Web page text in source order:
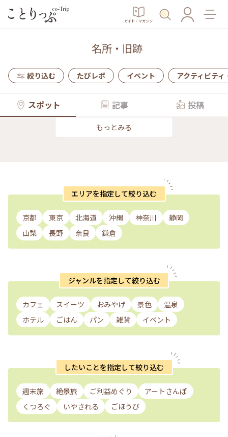
ガイド・マガジン
名所・旧跡
絞り込む たびレポ イベント アクティビティ
スポット 記事 投稿
もっとみる
エリアを指定して絞り込む
京都 東京 北海道 沖縄 神奈川
静岡
山梨
長野 奈良 鎌倉
ジャンルを指定して絞り込む
カフェ スイーツ おみやげ 景色
温泉
ホテル
ごはん パン 雑貨 イベント
したいことを指定して絞り込む
週末旅 絶景旅 ご利益めぐり
アートさんぽ
くつろぐ
いやされる ごほうび